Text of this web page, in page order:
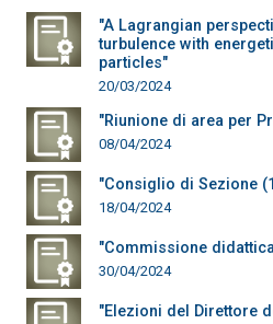
"A Lagrangian
turbulence with
particles"
20/03/2024
"Riunione di area per
08/04/2024
"Consiglio di Sezione
18/04/2024
"Commissione
30/04/2024
"Elezioni del Direttore